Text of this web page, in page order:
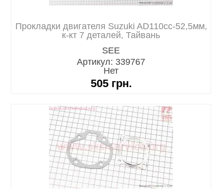
Прокладки двигателя Suzuki AD110cc-52,5мм,
к-кт 7 деталей, Тайвань
SEE
Артикул: 339767
Нет
505 грн.